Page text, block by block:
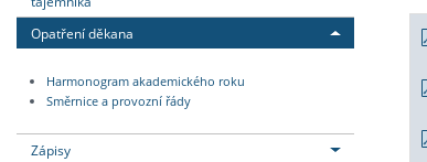
Opatření děkana
Harmonogram akademického roku
Směrnice a provozní řády
Zápisy